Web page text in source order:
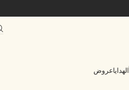
الهداياعروض